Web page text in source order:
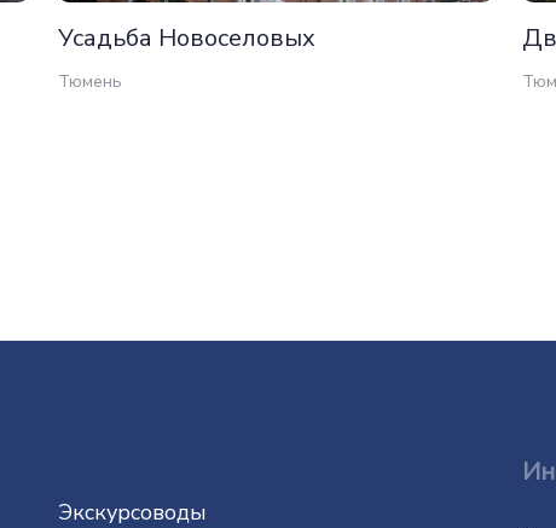
Усадьба Новоселовых
Тюмень
Экскурсоводы